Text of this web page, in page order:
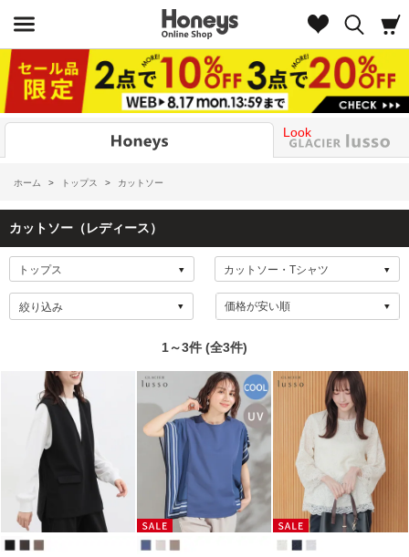
Look
ホーム > トップス > カットソー
カットソー（レディース）
絞り込み
1～3件 (全3件)